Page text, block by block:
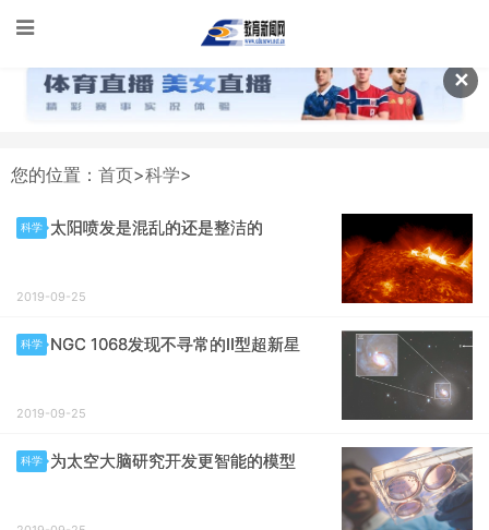
✕
您的位置： 首页>科学>
科学 太阳喷发是混乱的还是整洁的
2019-09-25
科学 NGC 1068发现不寻常的II型超新星
2019-09-25
科学 为太空大脑研究开发更智能的模型